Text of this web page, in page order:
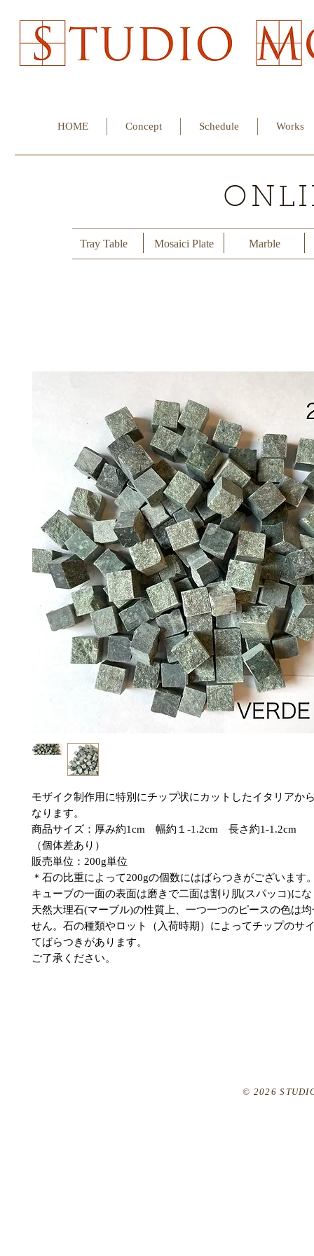
HOME Concept Schedule Works
Tray Table Mosaici Plate Marble
モザイク制作用に特別にチップ状にカットしたイタリアか
なります。
商品サイズ：厚み約1cm 幅約１-1.2cm 長さ約1-1.2cm
（個体差あり）
販売単位：200g単位
＊石の比重によって200gの個数にはばらつきがございます
キューブの一面の表面は磨きで二面は割り肌(スパッコ)に
天然大理石(マーブル)の性質上、一つ一つのピースの色は
せん。石の種類やロット（入荷時期）によってチップのサ
てばらつきがあります。
ご了承ください。
© 2026